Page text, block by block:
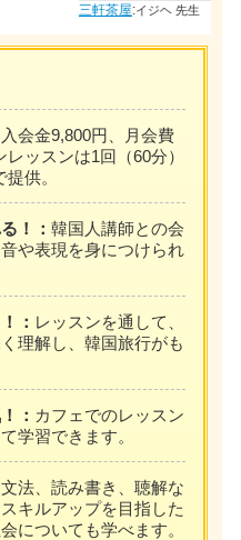
三軒茶屋:イジヘ 先生
入会金9,800円、月会費
ッスンは1回（60分）
供。
！： 韓国人講師との会
や表現を身につけられ
： レッスンを通して、
理解し、韓国旅行がも
： カフェでのレッスン
学習できます。
法、読み書き、聴解な
キルアップを目指した
についても学べます。